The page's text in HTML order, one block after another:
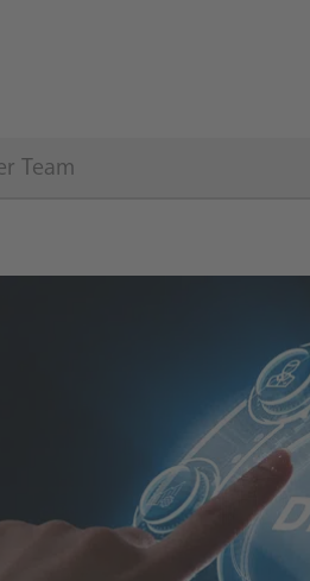
Team